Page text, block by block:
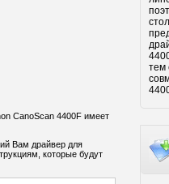
CanoScan 4400F имеет
Вам драйвер для
которые будут
тем